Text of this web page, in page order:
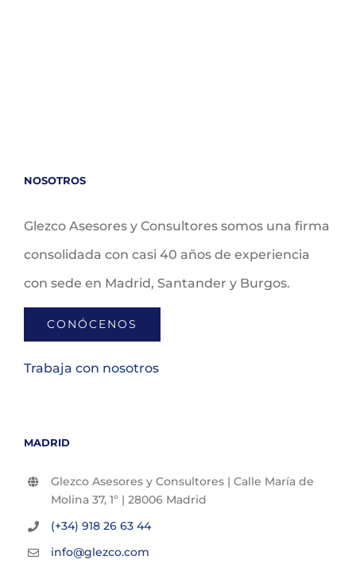
NOSOTROS
Glezco Asesores y Consultores somos una firma
consolidada con casi 40 años de experiencia
con sede en Madrid, Santander y Burgos.
CONÓCENOS
Trabaja con nosotros
MADRID
Glezco Asesores y Consultores | Calle María de
Molina 37, 1º | 28006 Madrid
(+34) 918 26 63 44
info@glezco.com